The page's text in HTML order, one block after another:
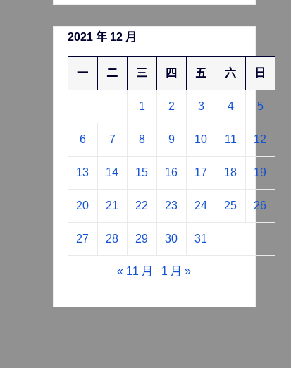
2021 年 12 月
一 二 三 四 五 六 日
1 2 3 4 5
6 7 8 9 10 11 12
13 14 15 16 17 18 19
20 21 22 23 24 25 26
27 28 29 30 31
« 11 月 1 月 »